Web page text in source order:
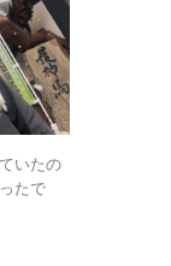
いたの
たで